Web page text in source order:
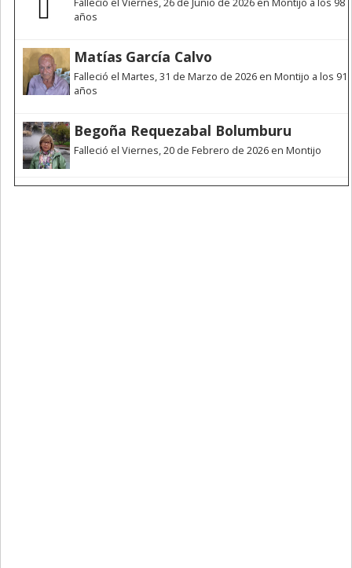
años
Matías García Calvo
Falleció el Martes, 31 de Marzo de 2026 en Montijo a los 91
años
Begoña Requezabal Bolumburu
Falleció el Viernes, 20 de Febrero de 2026 en Montijo